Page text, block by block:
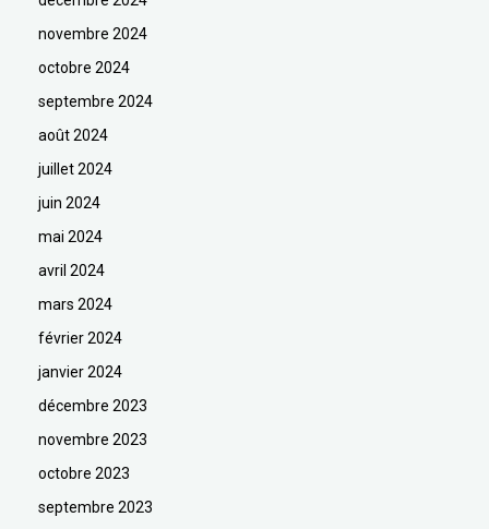
novembre 2024
octobre 2024
septembre 2024
août 2024
juillet 2024
juin 2024
mai 2024
avril 2024
mars 2024
février 2024
janvier 2024
décembre 2023
novembre 2023
octobre 2023
septembre 2023